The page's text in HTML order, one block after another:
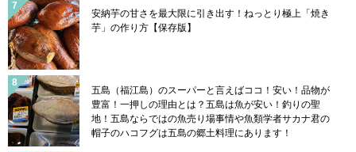
安納芋の甘さを最大限に引き出す！ねっとり極上「焼き
芋」の作り方【保存版】
五島（福江島）のスーパーと言えばココ！安い！品物が
豊富！一押しの理由とは？五島は魚が安い！釣りの聖
地！五島ならではの魚売り場事情や魚類学者サカナ君の
帽子のハコフグは五島の郷土料理にあります！